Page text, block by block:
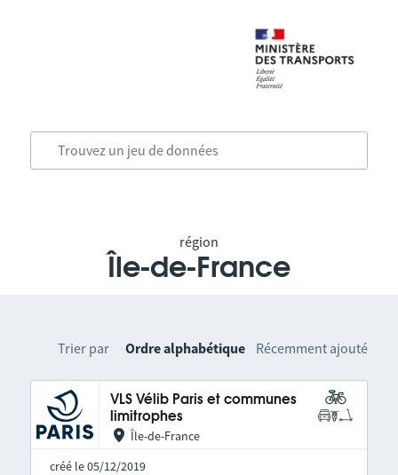
région
Île-de-France
Trier par Ordre alphabétique Récemment ajouté
VLS Vélib Paris et communes
limitrophes
Île-de-France
créé le 05/12/2019